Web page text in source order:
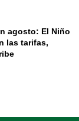
agosto: El Niño
las tarifas,